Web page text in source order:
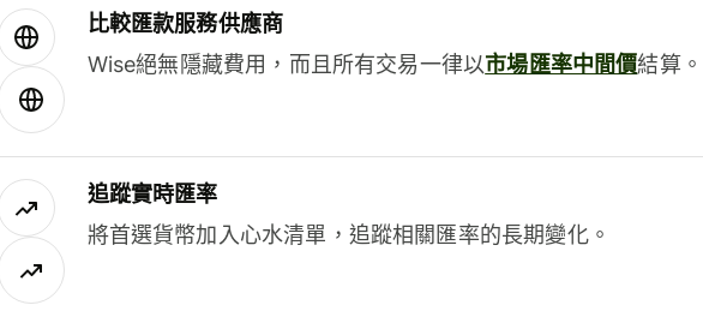
比較匯款服務供應商
Wise絕無隱藏費用，而且所有交易一律以市場匯率中間價結算。
追蹤實時匯率
將首選貨幣加入心水清單，追蹤相關匯率的長期變化。